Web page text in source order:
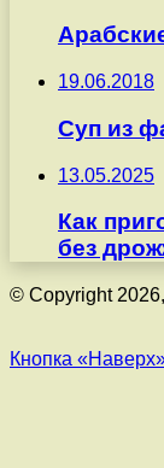
19.06.2018
Суп из
13.05.2025
Как
без
© Copyright
Кнопка